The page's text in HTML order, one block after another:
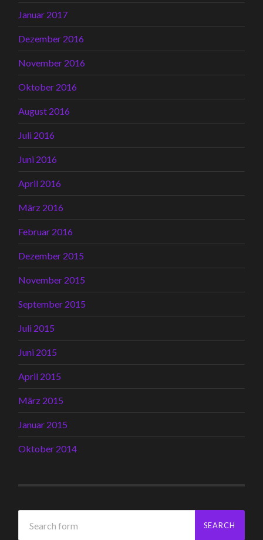
Januar 2017
Dezember 2016
November 2016
Oktober 2016
August 2016
Juli 2016
Juni 2016
April 2016
März 2016
Februar 2016
Dezember 2015
November 2015
September 2015
Juli 2015
Juni 2015
April 2015
März 2015
Januar 2015
Oktober 2014